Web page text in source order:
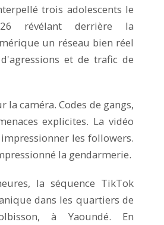
trois adolescents le
révélant derrière la
un réseau bien réel
et de trafic de
la caméra. Codes de gangs,
explicites. La vidéo
les followers.
la gendarmerie.
la séquence TikTok
dans les quartiers de
à Yaoundé. En